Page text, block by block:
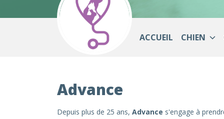
ACCUEIL CHIEN
Advance
Depuis plus de 25 ans, Advance s'engage à